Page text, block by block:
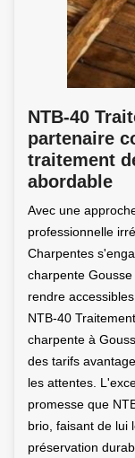
NTB-40
partenaire
traitement
abordable
Avec une
professionnelle
Charpentes
charpente
rendre
NTB-40
charpente à
des tarifs
les attentes.
promesse que
brio, faisant de lui
préservation